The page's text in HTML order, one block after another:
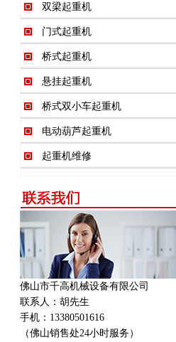
双梁起重机
门式起重机
桥式起重机
悬挂起重机
桥式双小车起重机
电动葫芦起重机
起重机维修
佛山市千高机械设备有限公司
联系人：胡先生
手机：13380501616
（佛山销售处24小时服务）